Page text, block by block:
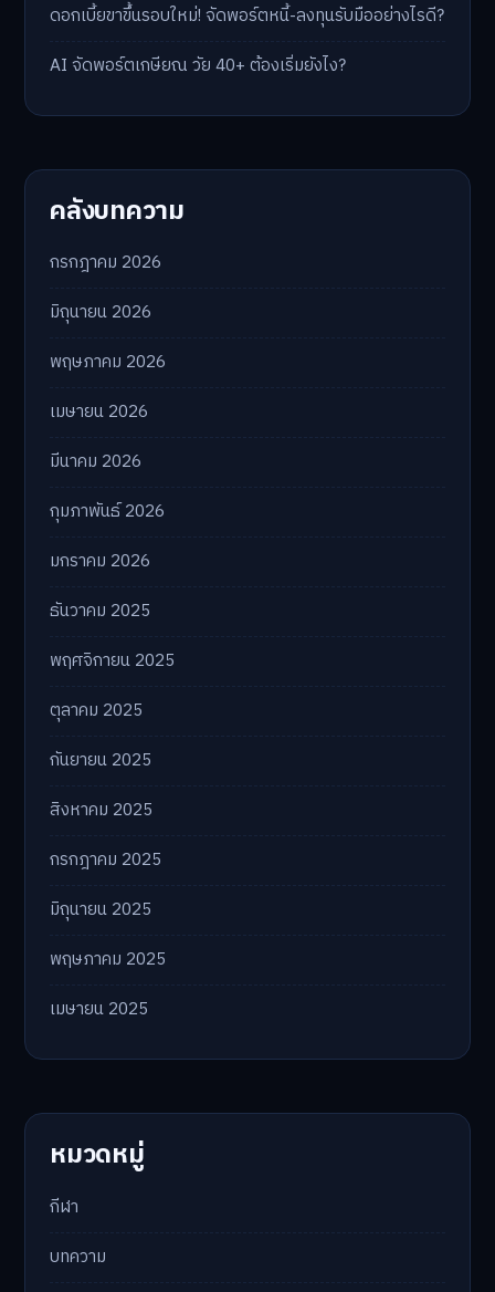
ดอกเบี้ยขาขึ้นรอบใหม่! จัดพอร์ตหนี้-ลงทุนรับมืออย่างไรดี?
AI จัดพอร์ตเกษียณ วัย 40+ ต้องเริ่มยังไง?
คลังบทความ
กรกฎาคม 2026
มิถุนายน 2026
พฤษภาคม 2026
เมษายน 2026
มีนาคม 2026
กุมภาพันธ์ 2026
มกราคม 2026
ธันวาคม 2025
พฤศจิกายน 2025
ตุลาคม 2025
กันยายน 2025
สิงหาคม 2025
กรกฎาคม 2025
มิถุนายน 2025
พฤษภาคม 2025
เมษายน 2025
หมวดหมู่
กีฬา
บทความ